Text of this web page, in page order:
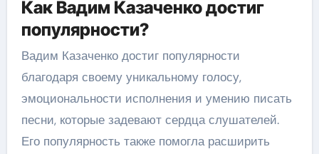
Как Вадим Казаченко достиг
популярности?
Вадим Казаченко достиг популярности
благодаря своему уникальному голосу,
эмоциональности исполнения и умению писать
песни, которые задевают сердца слушателей.
Его популярность также помогла расширить